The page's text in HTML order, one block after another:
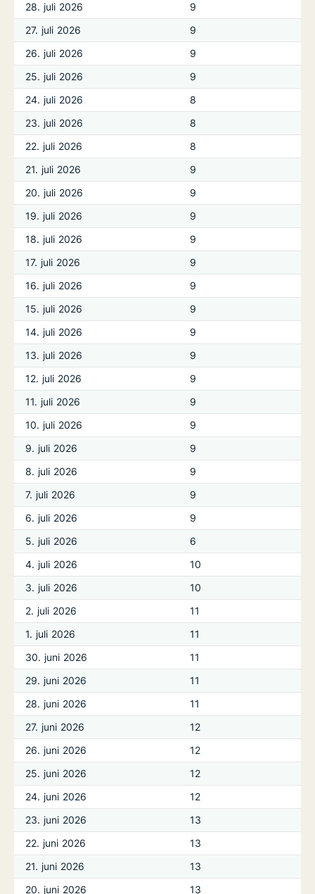
28. juli 2026
9
27. juli 2026
9
26. juli 2026
9
25. juli 2026
9
24. juli 2026
8
23. juli 2026
8
22. juli 2026
8
21. juli 2026
9
20. juli 2026
9
19. juli 2026
9
18. juli 2026
9
17. juli 2026
9
16. juli 2026
9
15. juli 2026
9
14. juli 2026
9
13. juli 2026
9
12. juli 2026
9
11. juli 2026
9
10. juli 2026
9
9. juli 2026
9
8. juli 2026
9
7. juli 2026
9
6. juli 2026
9
5. juli 2026
6
4. juli 2026
10
3. juli 2026
10
2. juli 2026
11
1. juli 2026
11
30. juni 2026
11
29. juni 2026
11
28. juni 2026
11
27. juni 2026
12
26. juni 2026
12
25. juni 2026
12
24. juni 2026
12
23. juni 2026
13
22. juni 2026
13
21. juni 2026
13
20. juni 2026
13